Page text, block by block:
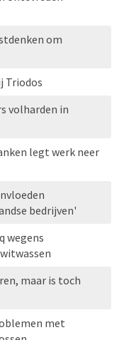
om
Triodos
volharden in
legt werk neer
bedrijven'
wegens
maar is toch
met